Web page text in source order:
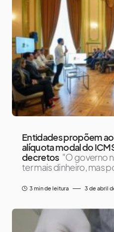
Entidades propõem
alíquota modal do
decretos "O governo
ter mais dinheiro, mas
3 min de leitura 3 de abril